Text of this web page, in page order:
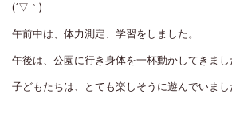
(´▽｀)
午前中は、体力測定、学習をしました。
午後は、公園に行き身体を一杯動かしてきま
子どもたちは、とても楽しそうに遊んでいまし